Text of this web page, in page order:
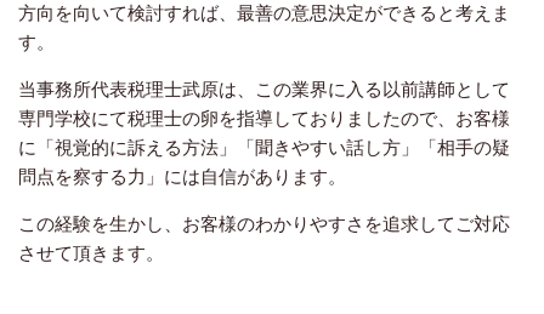
方向を向いて検討すれば、最善の意思決定ができると考えま
す。
当事務所代表税理士武原は、この業界に入る以前講師として
専門学校にて税理士の卵を指導しておりましたので、 お客様
に「視覚的に訴える方法」「聞きやすい話し方」「相手の疑
問点を察する力」には自信があります。
この経験を生かし、お客様のわかりやすさを追求してご対応
させて頂きます。